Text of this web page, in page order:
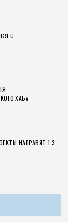
С
ХАБА
НАПРАВЯТ 1,3